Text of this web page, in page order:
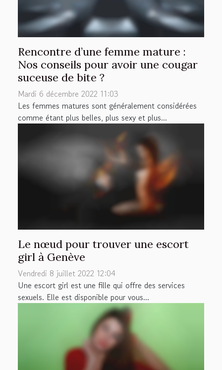
Rencontre d’une femme mature :
Nos conseils pour avoir une cougar
suceuse de bite ?
Mardi 6 décembre 2022 11:03
Les femmes matures sont généralement considérées
comme étant plus belles, plus sexy et plus...
Le nœud pour trouver une escort
girl à Genève
Vendredi 8 juillet 2022 12:04
Une escort girl est une fille qui offre des services
sexuels. Elle est disponible pour vous...